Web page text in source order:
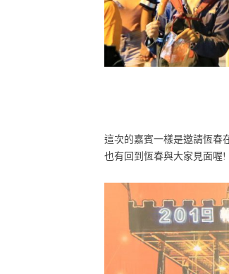
這次的嘉賓一樣是邀請恆春
也有回到恆春與大家見面喔!